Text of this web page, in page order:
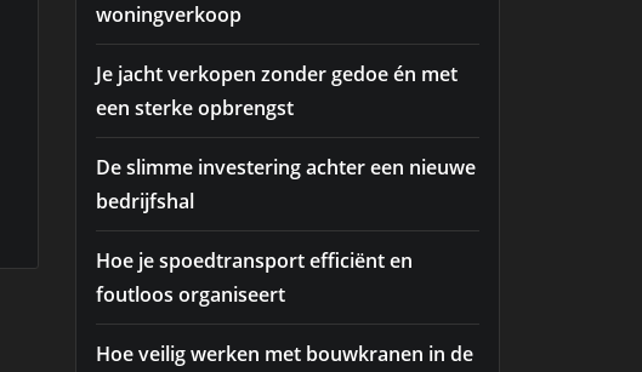
woningverkoop
Je jacht verkopen zonder gedoe én met
een sterke opbrengst
De slimme investering achter een nieuwe
bedrijfshal
Hoe je spoedtransport efficiënt en
foutloos organiseert
Hoe veilig werken met bouwkranen in de